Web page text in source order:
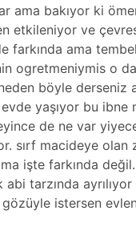
ama bakıyor ki
etkileniyor ve
farkında ama
ogretmeniymis o
böyle derseniz
evde yaşıyor bu
de ne var
sırf macideye olan
işte farkında
abi tarzında
istersen